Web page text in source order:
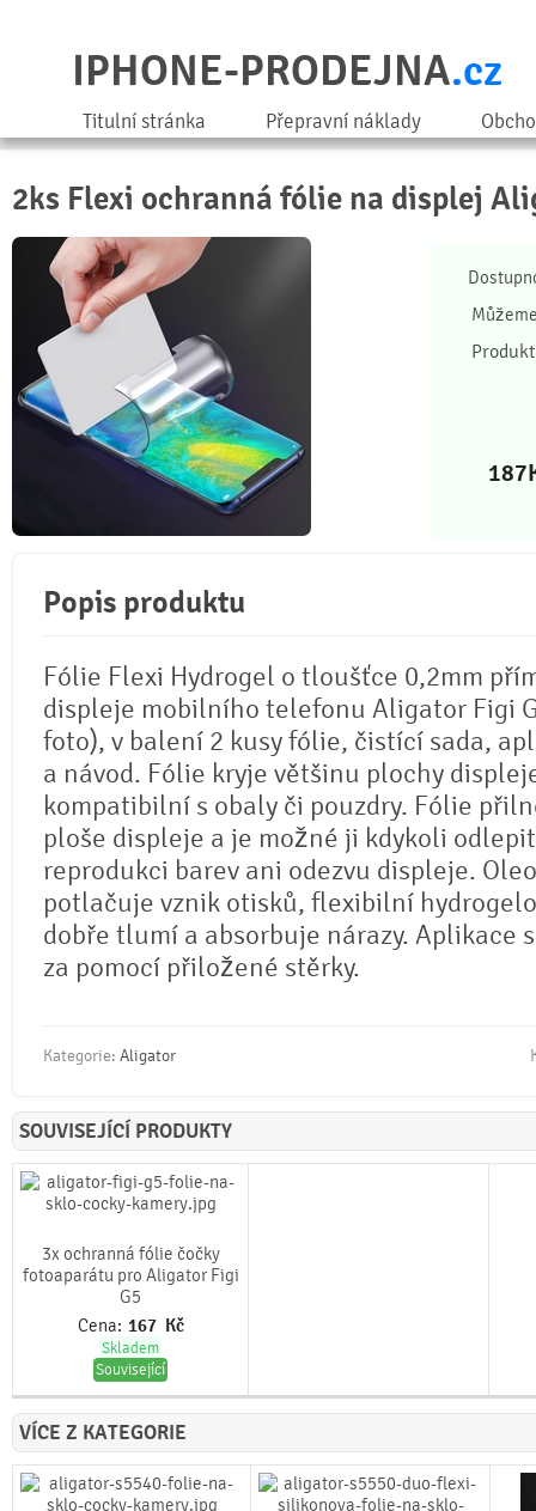
IPHONE-PRODEJNA.cz
Titulní stránka Přepravní náklady
2ks Flexi ochranná fólie na displej
187
Popis produktu
Fólie Flexi Hydrogel o tloušťce 0,2mm
displeje mobilního telefonu Aligator Figi
foto), v balení 2 kusy fólie, čistící sada,
a návod. Fólie kryje většinu plochy
kompatibilní s obaly či pouzdry. Fólie
ploše displeje a je možné ji kdykoli
reprodukci barev ani odezvu displeje.
potlačuje vznik otisků, flexibilní
dobře tlumí a absorbuje nárazy. Aplikace
za pomocí přiložené stěrky.
Kategorie: Aligator
SOUVISEJÍCÍ PRODUKTY
3x ochranná fólie čočky
fotoaparátu pro Aligator Figi
G5
Cena: 167 Kč
Skladem
Související
VÍCE Z KATEGORIE